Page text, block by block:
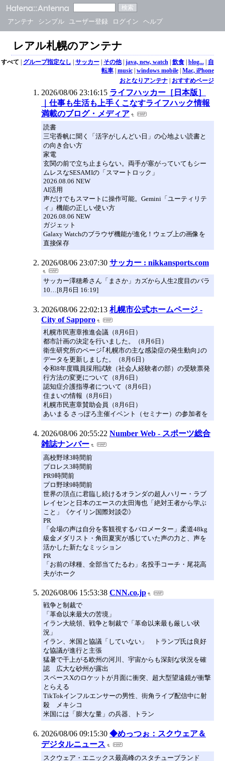
アンテナ シンプル ユーザー登録 ログイン ヘルプ
レアル札幌のアンテナ
すべて | グループ指定なし | サッカー| その他| java, new, watch| 飲食| blog...| 自
転車| music| windows mobile| Mac, iPhone
おとなりアンテナ| おすすめページ
2026/08/06 23:16:15 ライフハッカー［日本版］
｜仕事も生活も上手くこなすライフハック情報
満載のブログ・メディア
読書
三宅香帆に聞く「活字がしんどい日」の心地よい読書と
の向き合い方
家電
玄関の前で立ち止まらない。両手が塞がっていてもシー
ムレスなSESAMIの「スマートロック」
2026.08.06 NEW
AI活用
声だけでもスマートに操作可能。Gemini「ユーティリテ
ィ」機能の正しい使い方
2026.08.06 NEW
ガジェット
Galaxy Watchのブラウザ機能が進化！ウェブ上の画像を
直接保存
2026/08/06 23:07:30 サッカー : nikkansports.com
サッカー澤穂希さん「まさか」カズから人生2度目のバラ
10…[8月6日 16:19]
2026/08/06 22:02:13 札幌市公式ホームページ -
City of Sapporo
札幌市民憲章推進会議（8月6日）
都市計画の決定を行いました。（8月6日）
衛生研究所のページ｢札幌市の主な感染症の発生動向｣の
データを更新しました。（8月6日）
令和8年度職員採用試験（社会人経験者の部）の受験票発
行方法の変更について（8月6日）
認知症介護指導者について（8月6日）
住まいの情報（8月6日）
札幌市民憲章賛助会員（8月6日）
あいまる さっぽろ主催イベント（セミナー）の参加者を
2026/08/06 20:55:22 Number Web - スポーツ総合
雑誌ナンバー
高校野球3時間前
プロレス3時間前
PR9時間前
プロ野球9時間前
世界の頂点に君臨し続けるオランダの超人ハリー・ラブ
レイセンと日本のエースの太田海也「絶対王者から学ぶ
こと」《ケイリン国際対談②》
PR
「会場の声は自分を客観視するバロメーター」柔道48kg
級金メダリスト・角田夏実が感じていた声の力と、声を
活かした新たなミッション
PR
「お前の球種、全部当てたるわ」名投手コーチ・尾花高
夫がホーク
2026/08/06 15:53:38 CNN.co.jp
戦争と制裁で
「革命以来最大の苦境」
イラン大統領、戦争と制裁で「革命以来最も厳しい状
況」
イラン、米国と協議「していない」 トランプ氏は良好
な協議が進行と主張
猛暑で干上がる欧州の河川、宇宙からも深刻な状況を確
認 広大な砂州が露出
スペースXのロケットが月面に衝突、超大型望遠鏡が衝撃
とらえる
TikTokインフルエンサーの男性、街角ライブ配信中に射
殺 メキシコ
米国には「膨大な量」の兵器、トラン
2026/08/06 09:15:30 ◆めっつぉ：スクウェア＆
デジタルニュース
スクウェア・エニックス最高峰のスタチューブランド